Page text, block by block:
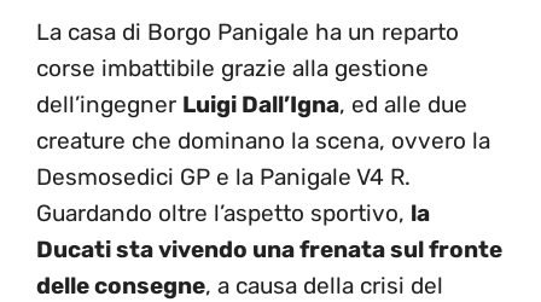
La casa di Borgo Panigale ha un reparto
corse imbattibile grazie alla gestione
dell’ingegner Luigi Dall’Igna, ed alle due
creature che dominano la scena, ovvero la
Desmosedici GP e la Panigale V4 R.
Guardando oltre l’aspetto sportivo, la
Ducati sta vivendo una frenata sul fronte
delle consegne, a causa della crisi del